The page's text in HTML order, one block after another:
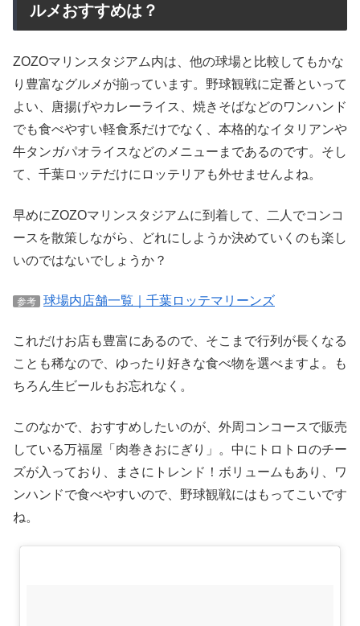
ルメおすすめは？
ZOZOマリンスタジアム内は、他の球場と比較してもかな
り豊富なグルメが揃っています。野球観戦に定番といって
よい、唐揚げやカレーライス、焼きそばなどのワンハンド
でも食べやすい軽食系だけでなく、本格的なイタリアンや
牛タンガパオライスなどのメニューまであるのです。そし
て、千葉ロッテだけにロッテリアも外せませんよね。
早めにZOZOマリンスタジアムに到着して、二人でコンコ
ースを散策しながら、どれにしようか決めていくのも楽し
いのではないでしょうか？
参考 球場内店舗一覧｜千葉ロッテマリーンズ
これだけお店も豊富にあるので、そこまで行列が長くなる
ことも稀なので、ゆったり好きな食べ物を選べますよ。も
ちろん生ビールもお忘れなく。
このなかで、おすすめしたいのが、外周コンコースで販売
している万福屋「肉巻きおにぎり」。中にトロトロのチー
ズが入っており、まさにトレンド！ボリュームもあり、ワ
ンハンドで食べやすいので、野球観戦にはもってこいです
ね。